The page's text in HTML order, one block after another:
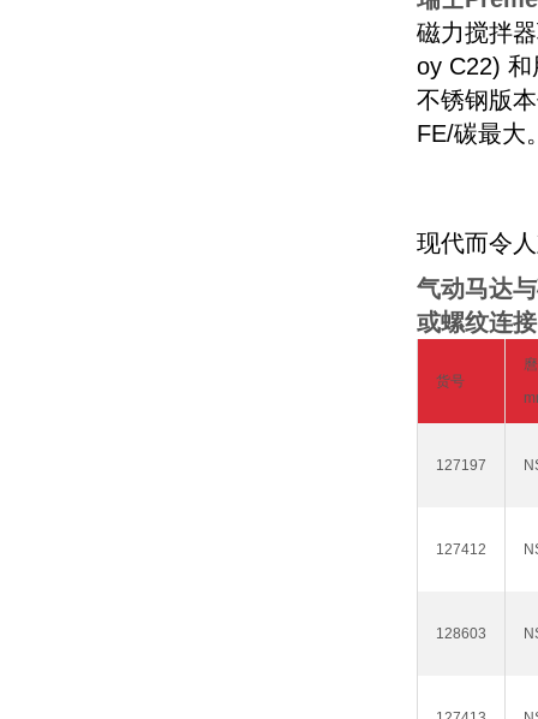
磁力搅拌
oy C22)
不锈钢版
FE/碳最大
现代而令
气动马达
或螺纹连
货号
127197
127412
128603